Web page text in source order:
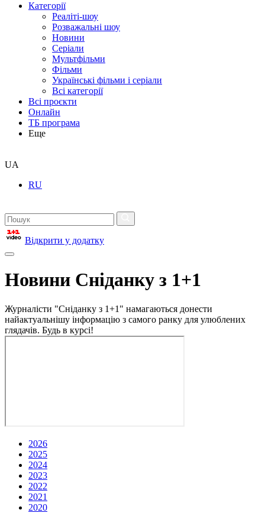
Категорії
Реаліті-шоу
Розважальні шоу
Новини
Серіали
Мультфільми
Фільми
Українські фільми і серіали
Всі категорії
Всі проєкти
Онлайн
ТБ програма
Еще
UA
RU
Відкрити у додатку
Новини Сніданку з 1+1
Журналісти "Сніданку з 1+1" намагаються донести
найактуальнішу інформацію з самого ранку для улюблених
глядачів. Будь в курсі!
2026
2025
2024
2023
2022
2021
2020